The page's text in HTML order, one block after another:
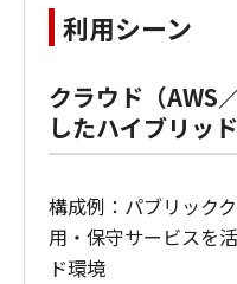
利用シーン
クラウド（AWS
したハイブリッ
構成例：パブリック
用・保守サービスを
ド環境